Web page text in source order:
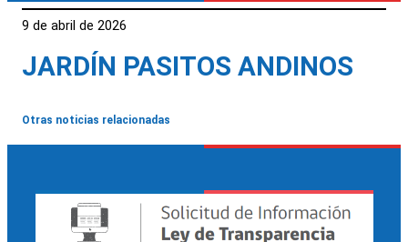
9 de abril de 2026
JARDÍN PASITOS ANDINOS
Otras noticias relacionadas